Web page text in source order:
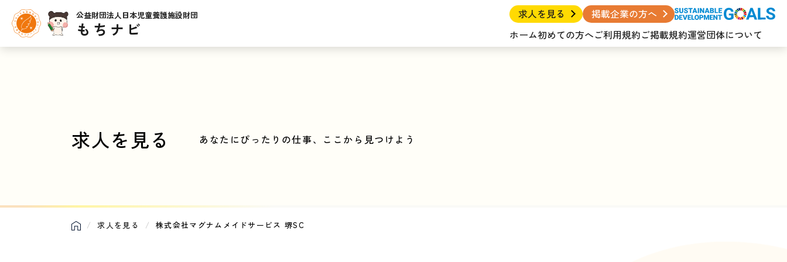
公益財団法人日本児童養護施設財団
もちナビ
求人を見る
掲載企業の方へ
ホーム初めての方へご利用規約ご掲載規約運営団体について
求人を見る あなたにぴったりの仕事、ここから見つけよう
求人を見る 株式会社マグナムメイドサービス 堺SC